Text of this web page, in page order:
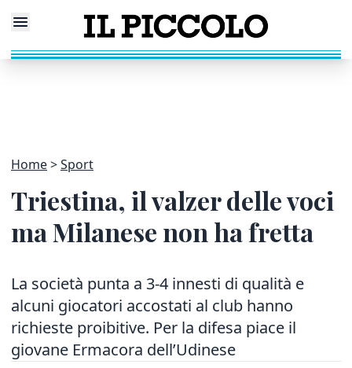
Home Sport
Triestina, il valzer delle voci
ma Milanese non ha fretta
La società punta a 3-4 innesti di qualità e
alcuni giocatori accostati al club hanno
richieste proibitive. Per la difesa piace il
giovane Ermacora dell’Udinese